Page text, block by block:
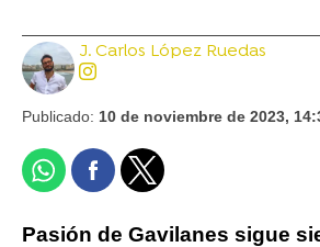
J. Carlos López Ruedas
Publicado: 10 de noviembre de 2023,
Pasión de Gavilanes sigue